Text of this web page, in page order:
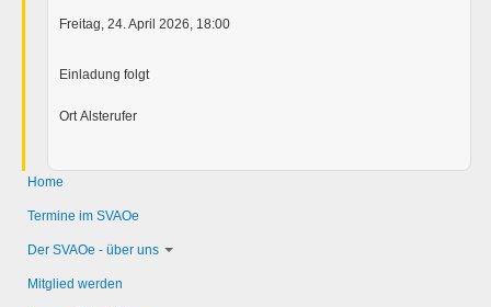
Freitag, 24. April 2026, 18:00
Einladung folgt
Ort Alsterufer
Home
Termine im SVAOe
Der SVAOe - über uns
Mitglied werden